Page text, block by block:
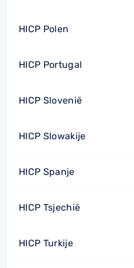
HICP Polen
HICP Portugal
HICP Slovenië
HICP Slowakije
HICP Spanje
HICP Tsjechië
HICP Turkije